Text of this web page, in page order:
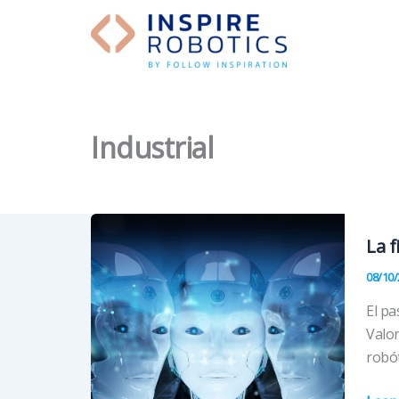
Industrial
La
08/
El